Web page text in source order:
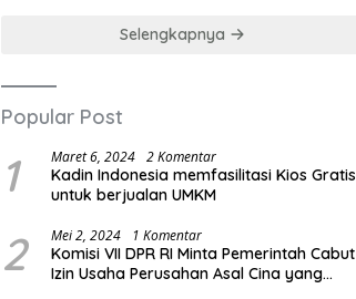
Selengkapnya
Popular Post
1 Maret 6, 2024 2 Komentar
Kadin Indonesia memfasilitasi Kios Gratis
untuk berjualan UMKM
2 Mei 2, 2024 1 Komentar
Komisi VII DPR RI Minta Pemerintah Cabut
Izin Usaha Perusahan Asal Cina yang